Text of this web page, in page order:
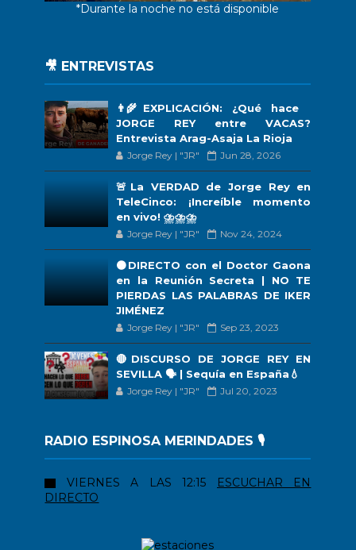
*Durante la noche no está disponible
🎥 ENTREVISTAS
👨‍🌾EXPLICACIÓN: ¿Qué hace
JORGE REY entre VACAS?
Entrevista Arag-Asaja La Rioja
Jorge Rey | "JR" Jun 28, 2026
🚨La VERDAD de Jorge Rey en
TeleCinco: ¡Increíble momento
en vivo! ⛈️⛈️⛈️
Jorge Rey | "JR" Nov 24, 2024
🟠DIRECTO con el Doctor Gaona
en la Reunión Secreta | NO TE
PIERDAS LAS PALABRAS DE IKER
JIMÉNEZ
Jorge Rey | "JR" Sep 23, 2023
🔴DISCURSO DE JORGE REY EN
SEVILLA 🗣 | Sequía en España💧
Jorge Rey | "JR" Jul 20, 2023
RADIO ESPINOSA MERINDADES 🎙️
VIERNES A LAS 12:15
ESCUCHAR EN
DIRECTO